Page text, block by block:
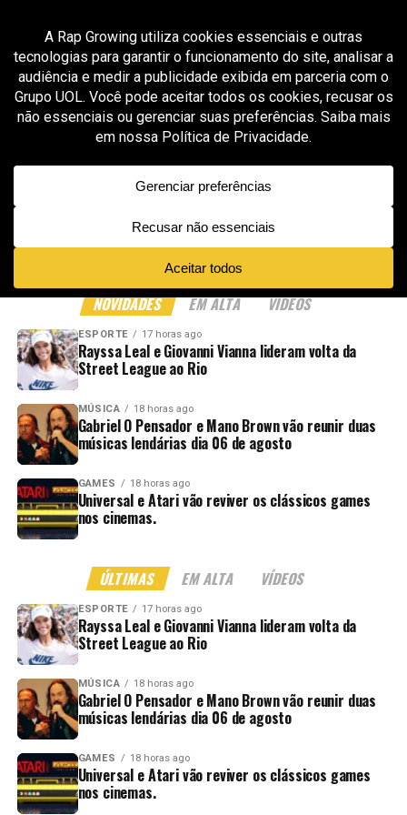
All posts tagged "Veigh Supernova Planeta
Atlântida"
ENTRETENIMENTO 7 meses ago
Planeta Atlântida 2026 divulga atrações por
dia e esquenta os 30 anos do festival
NOVIDADES EM ALTA VÍDEOS
ESPORTE 17 horas ago
Rayssa Leal e Giovanni Vianna lideram volta da
Street League ao Rio
MÚSICA 18 horas ago
Gabriel O Pensador e Mano Brown vão reunir duas
músicas lendárias dia 06 de agosto
GAMES 18 horas ago
Universal e Atari vão reviver os clássicos games
nos cinemas.
ÚLTIMAS EM ALTA VÍDEOS
ESPORTE 17 horas ago
Rayssa Leal e Giovanni Vianna lideram volta da
Street League ao Rio
MÚSICA 18 horas ago
Gabriel O Pensador e Mano Brown vão reunir duas
músicas lendárias dia 06 de agosto
GAMES 18 horas ago
Universal e Atari vão reviver os clássicos games
nos cinemas.